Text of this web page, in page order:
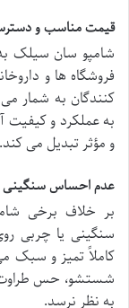
قیمت مناسب و
شامپو سان سیلک
فروشگاه ها و
کنندگان به شمار
به عملکرد و کیفیت
و مؤثر تبدیل می کند.
عدم احساس سنگینی
بر خلاف برخی
سنگینی یا چربی
کاملاً تمیز و سبک
شستشو، حس طراوت
به نظر نرسد.